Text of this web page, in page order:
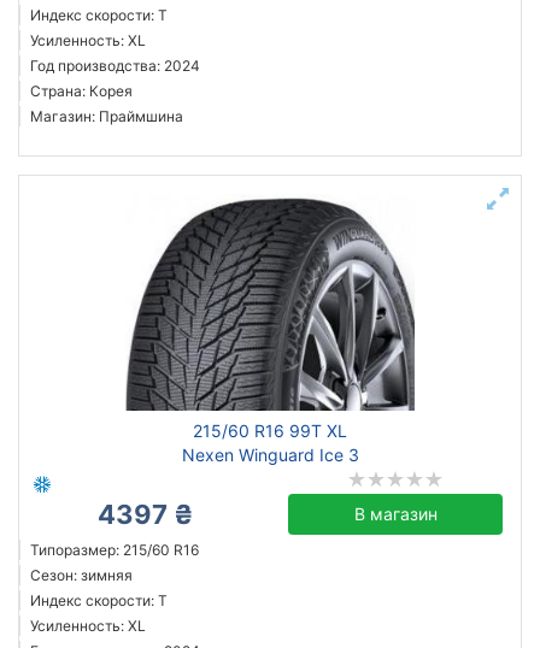
Индекс скорости: T
Усиленность: XL
Год производства: 2024
Страна: Корея
Магазин: Праймшина
215/60 R16 99T XL
Nexen Winguard Ice 3
4397 ₴ В магазин
Типоразмер: 215/60 R16
Сезон: зимняя
Индекс скорости: T
Усиленность: XL